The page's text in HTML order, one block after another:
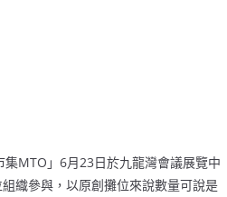
MTO」6月23日於九龍灣會議展覽中
織參與，以原創攤位來說數量可說是